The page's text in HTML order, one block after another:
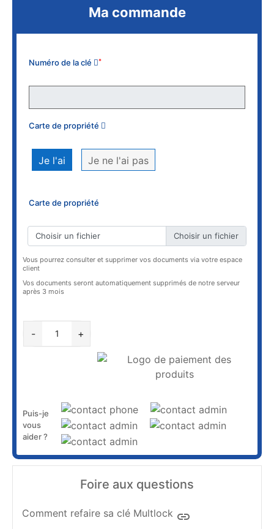
Ma commande
Numéro de la clé *
Carte de propriété
Je l'ai Je ne l'ai pas
Carte de propriété
Choisir un fichier
Vous pourrez consulter et supprimer vos documents via votre espace
client
Vos documents seront automatiquement supprimés de notre serveur
après 3 mois
- +
Puis-je
vous
aider ?
Foire aux questions
Comment refaire sa clé Multlock insert_link